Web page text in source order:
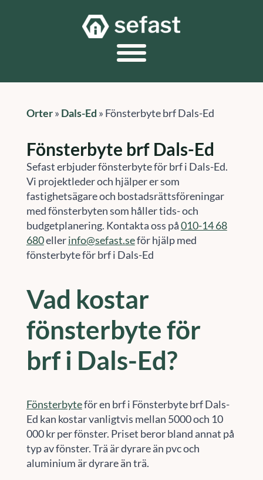
Orter» Dals-Ed » Fönsterbyte brf Dals-Ed
Fönsterbyte brf Dals-Ed
Sefast erbjuder fönsterbyte för brf i Dals-Ed.
Vi projektleder och hjälper er som
fastighetsägare och bostadsrättsföreningar
med fönsterbyten som håller tids- och
budgetplanering. Kontakta oss på010-14 68
680ellerinfo@sefast.seför hjälp med
fönsterbyte för brf i Dals-Ed
Vad kostar
fönsterbyte för
brf i Dals-Ed?
Fönsterbyteför en brf i Fönsterbyte brf Dals-
Ed kan kostar vanligtvis mellan 5000 och 10
000 kr per fönster. Priset beror bland annat på
typ av fönster. Trä är dyrare än pvc och
aluminium är dyrare än trä.